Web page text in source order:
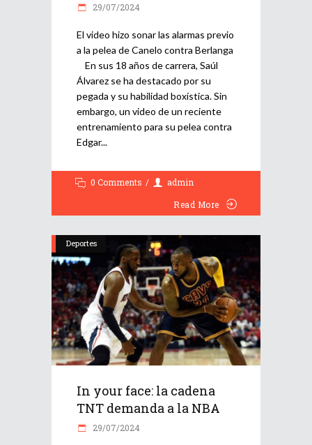
29/07/2024
El video hizo sonar las alarmas previo
a la pelea de Canelo contra Berlanga
En sus 18 años de carrera, Saúl
Álvarez se ha destacado por su
pegada y su habilidad boxística. Sin
embargo, un video de un reciente
entrenamiento para su pelea contra
Edgar
0 Comments
admin
Read More
Deportes
In your face: la cadena
TNT demanda a la NBA
29/07/2024